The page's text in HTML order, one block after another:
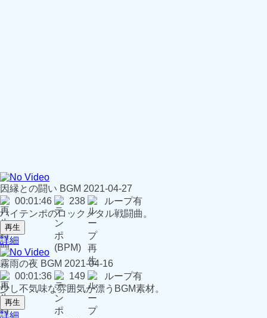
因縁との闘い BGM 2021-04-27
00:01:46
238
ループ有
ハイテンポのロックメタル戦闘曲。
再生
詳細
霧雨の夜 BGM 2021-04-16
00:01:36
149
ループ有
少し不気味な雰囲気が漂うBGM素材。
再生
詳細